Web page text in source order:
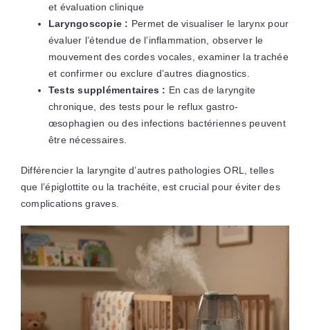
et évaluation clinique
Laryngoscopie : Permet de visualiser le larynx pour
évaluer l’étendue de l’inflammation, observer le
mouvement des cordes vocales, examiner la trachée
et confirmer ou exclure d’autres diagnostics.
Tests supplémentaires : En cas de laryngite
chronique, des tests pour le reflux gastro-
œsophagien ou des infections bactériennes peuvent
être nécessaires.
Différencier la laryngite d’autres pathologies ORL, telles
que l’épiglottite ou la trachéite, est crucial pour éviter des
complications graves.